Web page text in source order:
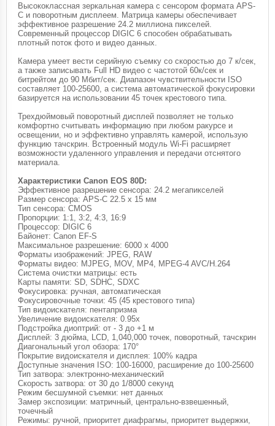
Высококлассная зеркальная камера с сенсором формата APS-
C и поворотным дисплеем. Матрица камеры обеспечивает
эффективное разрешение 24.2 миллиона пикселей.
Современный процессор DIGIC 6 способен обрабатывать
плотный поток фото и видео данных.
Камера умеет вести серийную съемку со скоростью до 7 к/сек,
а также записывать Full HD видео с частотой 60к/сек и
битрейтом до 90 Мбит/сек. Диапазон чувствительности ISO
составляет 100-25600, а система автоматической фокусировки
базируется на использовании 45 точек крестового типа.
Трехдюймовый поворотный дисплей позволяет не только
комфортно считывать информацию при любом ракурсе и
освещении, но и эффективно управлять камерой, использую
функцию тачскрин. Встроенный модуль Wi-Fi расширяет
возможности удаленного управления и передачи отснятого
материала.
Характеристики Canon EOS 80D:
Эффективное разрешение сенсора: 24.2 мегапикселей
Размер сенсора: APS-C 22.5 x 15 мм
Тип сенсора: CMOS
Пропорции: 1:1, 3:2, 4:3, 16:9
Процессор: DIGIC 6
Байонет: Canon EF-S
Максимальное разрешение: 6000 x 4000
Форматы изображений: JPEG, RAW
Форматы видео: MJPEG, MOV, MP4, MPEG-4 AVC/H.264
Система очистки матрицы: есть
Карты памяти: SD, SDHC, SDXC
Фокусировка: ручная, автоматическая
Фокусировочные точки: 45 (45 крестового типа)
Тип видоискателя: пентапризма
Увеличение видоискателя: 0.95x
Подстройка диоптрий: от - 3 до +1 м
Дисплей: 3 дюйма, LCD, 1,040,000 точек, поворотный, тачскрин
Диагональный угол обзора: 170°
Покрытие видоискателя и дисплея: 100% кадра
Доступные значения ISO: 100-16000, расширение до 100-25600
Тип затвора: электронно-механический
Скорость затвора: от 30 до 1/8000 секунд
Режим бесшумной съемки: нет данных
Замер экспозиции: матричный, центрально-взвешенный,
точечный
Режимы: ручной, приоритет диафрагмы, приоритет выдержки,